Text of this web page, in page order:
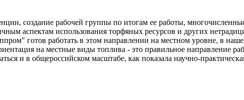
создание рабочей группы по итогам ее работы,
аспектам использования торфяных ресурсов и других
готов работать в этом направлении на местном уровне, в
на местные виды топлива - это правильное направление
и в общероссийском масштабе, как показала научно-